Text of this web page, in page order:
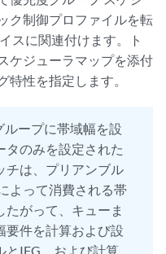
ク制御プロファイルを転
スに関連付けます。ト
ケジューラマップを添付
特性を指定します。
ープに帯域幅を設
タのみを設定された
チは、プリアンブル
よって消費される帯
がって、キューま
要件を計算および設
とIFG、および計算